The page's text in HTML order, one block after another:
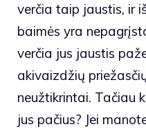
verčia taip jaustis, ir
baimės yra
verčia jus jaustis
akivaizdžių
neužtikrintai. Tačiau
jus pačius? Jei